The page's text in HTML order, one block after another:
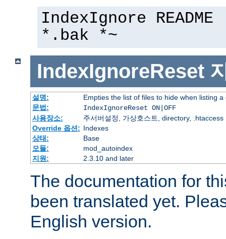
IndexIgnore
*.bak *~
IndexIgnoreReset
설명:
Empties the list of files to hide when listing a
문법:
IndexIgnoreReset ON|OFF
사용장소:
주서버설정, 가상호스트, directory, .htaccess
Override 옵션: Indexes
상태:
Base
모듈:
mod_autoindex
지원:
2.3.10 and later
The documentation for
been translated yet.
English version.